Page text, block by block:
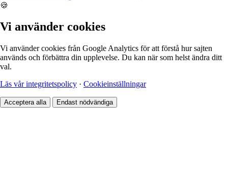
🍪
Vi använder cookies
Vi använder cookies från Google Analytics för att förstå hur sajten
används och förbättra din upplevelse. Du kan när som helst ändra ditt
val.
Läs vår integritetspolicy · Cookieinställningar
Acceptera alla Endast nödvändiga